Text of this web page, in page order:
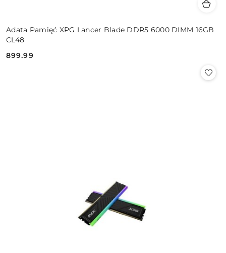
Adata Pamięć XPG Lancer Blade DDR5 6000 DIMM 16GB
CL48
Cena:
899.99